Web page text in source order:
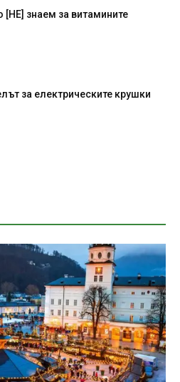
[НЕ] знаем за витамините
за електрическите крушки